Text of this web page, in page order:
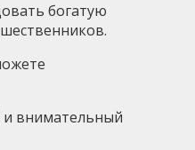
богатую
и внимательный